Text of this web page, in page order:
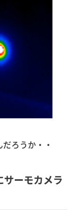
ろうか・・
ーモカメラ